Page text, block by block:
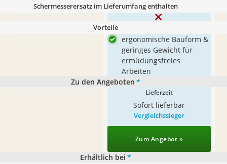
Schermesserersatz im Lieferumfang enthalten
Vorteile
ergonomische Bauform &
geringes Gewicht für
ermüdungsfreies
Arbeiten
Zu den Angeboten *
Lieferzeit
Sofort lieferbar
Vergleichssieger
Zum Angebot »
Erhältlich bei *